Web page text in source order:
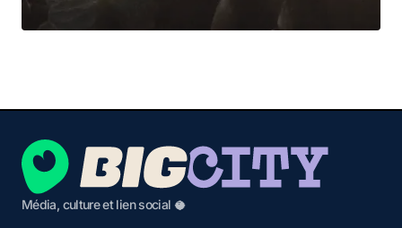
Média, culture et lien social 🥥